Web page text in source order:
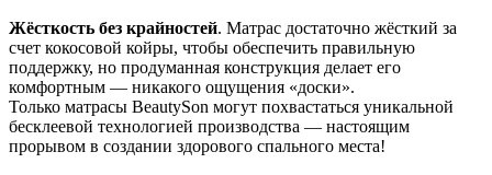
Жёсткость без крайностей. Матрас достаточно жёсткий за
счет кокосовой койры, чтобы обеспечить правильную
поддержку, но продуманная конструкция делает его
комфортным — никакого ощущения «доски».
Только матрасы BeautySon могут похвастаться уникальной
бесклеевой технологией производства — настоящим
прорывом в создании здорового спального места!